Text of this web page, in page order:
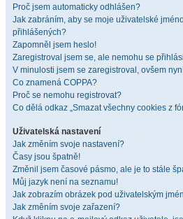
Proč jsem automaticky odhlášen?
Jak zabráním, aby se moje uživatelské
přihlášených?
Zapomněl jsem heslo!
Zaregistroval jsem se, ale nemohu se
V minulosti jsem se zaregistroval, ovšem
Co znamená COPPA?
Proč se nemohu registrovat?
Co dělá odkaz „Smazat všechny cookies z
Uživatelská nastavení
Jak změním svoje nastavení?
Časy jsou špatně!
Změnil jsem časové pásmo, ale je to stále
Můj jazyk není na seznamu!
Jak zobrazím obrázek pod uživatelským
Jak změním svoje zařazení?